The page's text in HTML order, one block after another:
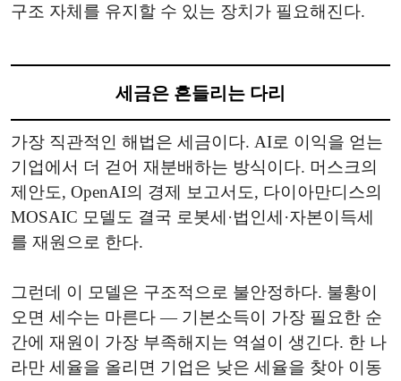
구조 자체를 유지할 수 있는 장치가 필요해진다.
세금은 흔들리는 다리
가장 직관적인 해법은 세금이다. AI로 이익을 얻는
기업에서 더 걷어 재분배하는 방식이다. 머스크의
제안도, OpenAI의 경제 보고서도, 다이아만디스의
MOSAIC 모델도 결국 로봇세·법인세·자본이득세
를 재원으로 한다.
그런데 이 모델은 구조적으로 불안정하다. 불황이
오면 세수는 마른다 — 기본소득이 가장 필요한 순
간에 재원이 가장 부족해지는 역설이 생긴다. 한 나
라만 세율을 올리면 기업은 낮은 세율을 찾아 이동